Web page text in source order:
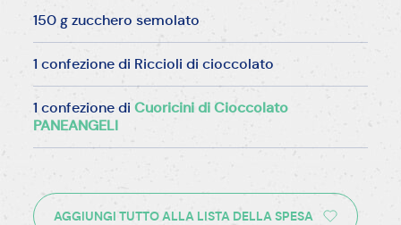
150 g zucchero semolato
1 confezione di Riccioli di cioccolato
1 confezione diCuoricini di Cioccolato
PANEANGELI
AGGIUNGI TUTTO ALLA LISTA DELLA SPESA